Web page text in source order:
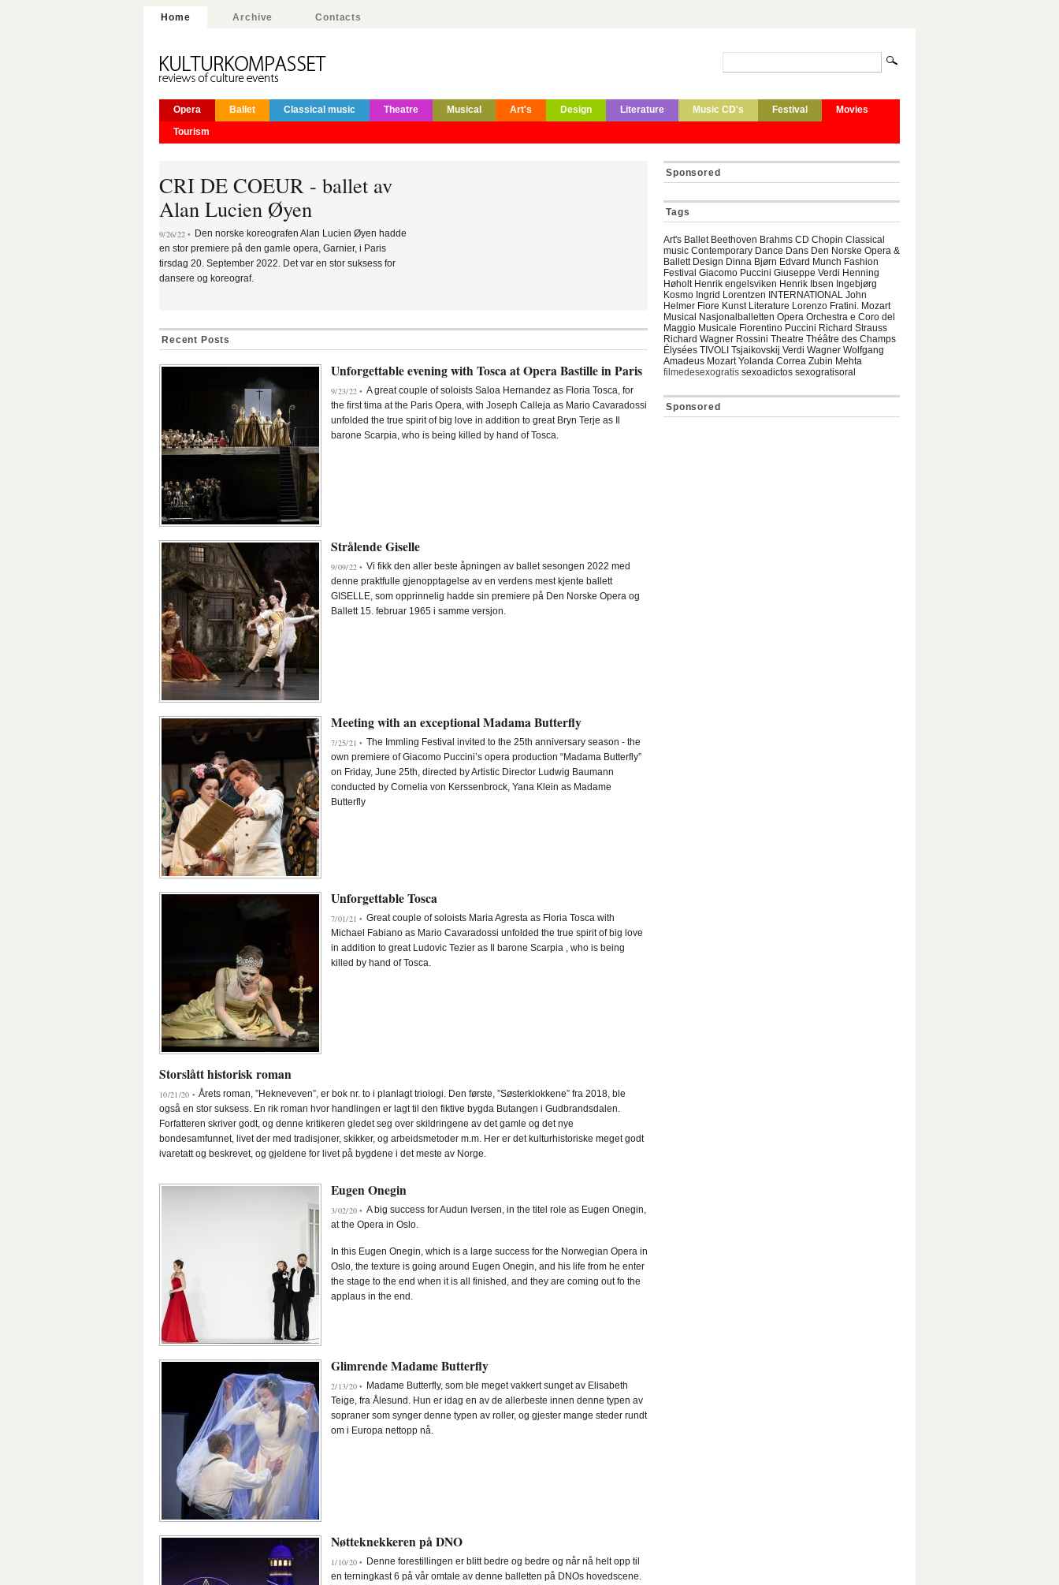
Home Archive Contacts
Opera Ballet Classical music Theatre Musical Art's Design Literature Music CD's Festival
Movies
Tourism
CRI DE COEUR - ballet av
Alan Lucien Øyen
9/26/22 • Den norske koreografen Alan Lucien Øyen hadde
en stor premiere på den gamle opera, Garnier, i Paris
tirsdag 20. September 2022. Det var en stor suksess for
dansere og koreograf.
Recent Posts
Unforgettable evening with Tosca at Opera Bastille in Paris
9/23/22 • A great couple of soloists Saloa Hernandez as Floria Tosca, for
the first tima at the Paris Opera, with Joseph Calleja as Mario Cavaradossi
unfolded the true spirit of big love in addition to great Bryn Terje as Il
barone Scarpia, who is being killed by hand of Tosca.
Strålende Giselle
9/09/22 • Vi fikk den aller beste åpningen av ballet sesongen 2022 med
denne praktfulle gjenopptagelse av en verdens mest kjente ballett
GISELLE, som opprinnelig hadde sin premiere på Den Norske Opera og
Ballett 15. februar 1965 i samme versjon.
Meeting with an exceptional Madama Butterfly
7/25/21 • The Immling Festival invited to the 25th anniversary season - the
own premiere of Giacomo Puccini’s opera production “Madama Butterfly”
on Friday, June 25th, directed by Artistic Director Ludwig Baumann
conducted by Cornelia von Kerssenbrock, Yana Klein as Madame
Butterfly
Unforgettable Tosca
7/01/21 • Great couple of soloists Maria Agresta as Floria Tosca with
Michael Fabiano as Mario Cavaradossi unfolded the true spirit of big love
in addition to great Ludovic Tezier as Il barone Scarpia , who is being
killed by hand of Tosca.
Storslått historisk roman
10/21/20 • Årets roman, ”Hekneveven”, er bok nr. to i planlagt triologi. Den første, ”Søsterklokkene” fra 2018, ble
også en stor suksess. En rik roman hvor handlingen er lagt til den fiktive bygda Butangen i Gudbrandsdalen.
Forfatteren skriver godt, og denne kritikeren gledet seg over skildringene av det gamle og det nye
bondesamfunnet, livet der med tradisjoner, skikker, og arbeidsmetoder m.m. Her er det kulturhistoriske meget godt
ivaretatt og beskrevet, og gjeldene for livet på bygdene i det meste av Norge.
Eugen Onegin
3/02/20 • A big success for Audun Iversen, in the titel role as Eugen Onegin,
at the Opera in Oslo.
In this Eugen Onegin, which is a large success for the Norwegian Opera in
Oslo, the texture is going around Eugen Onegin, and his life from he enter
the stage to the end when it is all finished, and they are coming out fo the
applaus in the end.
Glimrende Madame Butterfly
2/13/20 • Madame Butterfly, som ble meget vakkert sunget av Elisabeth
Teige, fra Ålesund. Hun er idag en av de allerbeste innen denne typen av
sopraner som synger denne typen av roller, og gjester mange steder rundt
om i Europa nettopp nå.
Nøtteknekkeren på DNO
1/10/20 • Denne forestillingen er blitt bedre og bedre og når nå helt opp til
en terningkast 6 på vår omtale av denne balletten på DNOs hovedscene.
Sponsored
Tags
Art's Ballet Beethoven Brahms CD Chopin Classical
music Contemporary Dance Dans Den Norske Opera &
Ballett Design Dinna Bjørn Edvard Munch Fashion
Festival Giacomo Puccini Giuseppe Verdi Henning
Høholt Henrik engelsviken Henrik Ibsen Ingebjørg
Kosmo Ingrid Lorentzen INTERNATIONAL John
Helmer Fiore Kunst Literature Lorenzo Fratini. Mozart
Musical Nasjonalballetten Opera Orchestra e Coro del
Maggio Musicale Fiorentino Puccini Richard Strauss
Richard Wagner Rossini Theatre Théâtre des Champs
Élysées TIVOLI Tsjaikovskij Verdi Wagner Wolfgang
Amadeus Mozart Yolanda Correa Zubin Mehta
filmedesexogratis sexoadictos sexogratisoral
Sponsored